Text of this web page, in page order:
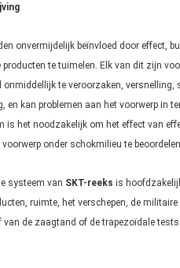
onvermijdelijk beïnvloed door effect,
producten te tuimelen. Elk van dit zijn
onmiddellijk te veroorzaken,
en kan problemen aan het voorwerp in
is het noodzakelijk om het effect van
onder schokmilieu te
systeem van SKT-reeks is
ruimte, het verschepen, de
van de zaagtand of de trapezoïdale